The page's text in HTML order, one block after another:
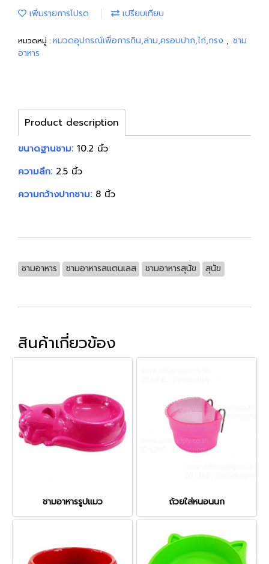
เพิ่มรายการโปรด เปรียบเทียบ
หมวดหมู่ : หมวดอุปกรณ์เพื่อการกิน,ล่าม,ครอบปาก,ไก่,กรง , ชาม
อาหาร
Product description
ขนาดฐานชาม: 10.2 นิ้ว
ความลึก: 2.5 นิ้ว
ความกว้างปากชาม: 8 นิ้ว
ชามอาหาร ชามอาหารสแตนเลส ชามอาหารสุนัข สุนัข
สินค้าเกี่ยวข้อง
ชามอาหารรูปแมว ถ้วยใส่หนอนนก